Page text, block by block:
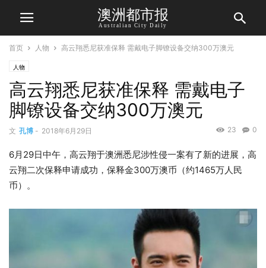
澳洲都市报
Australian City Daily
首页 人物 高云翔悉尼获准保释 需戴电子脚镣设备交纳300万澳元
人物
高云翔悉尼获准保释 需戴电子
脚镣设备交纳300万澳元
文 孔博 - 2018年6月29日 0
23
6月29日中午，高云翔于澳洲悉尼涉性侵一案有了新的进展，高
云翔二次保释申请成功，保释金300万澳币（约1465万人民
币）。